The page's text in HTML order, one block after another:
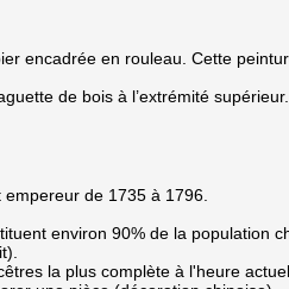
encadrée en rouleau. Cette
de bois à l’extrémité supérieur.
de 1735 à 1796.
environ 90% de la population
la plus complète à l'heure